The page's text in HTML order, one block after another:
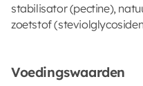
stabilisator (pectine),
zoetstof
Voedingswaarden